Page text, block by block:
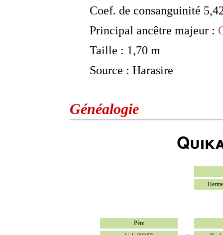
Coef. de consanguinité
Principal ancêtre majeur :
Taille : 1,70 m
Source : Harasire
Généalogie
Père